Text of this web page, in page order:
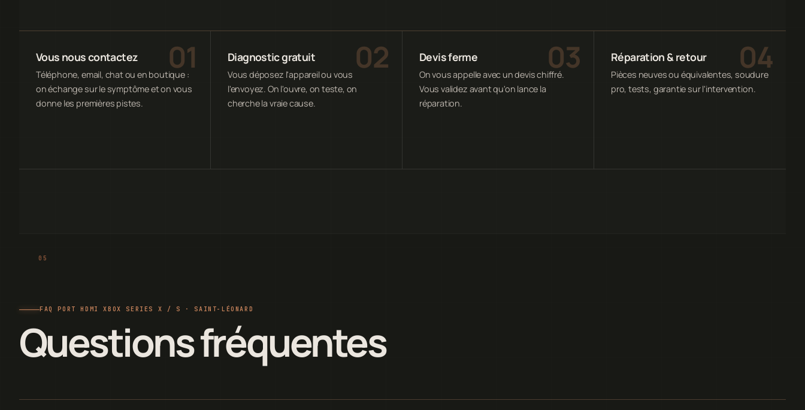
Vous nous contactez
Téléphone, email, chat ou en boutique :
on échange sur le symptôme et on vous
donne les premières pistes.
Diagnostic gratuit
Vous déposez l'appareil ou vous
l'envoyez. On l'ouvre, on teste, on
cherche la vraie cause.
Devis ferme
On vous appelle avec un devis chiffré.
Vous validez avant qu'on lance la
réparation.
Réparation & retour
Pièces neuves ou équivalentes, soudure
pro, tests, garantie sur l'intervention.
FAQ PORT HDMI XBOX SERIES X / S · SAINT-LÉONARD
Questions fréquentes